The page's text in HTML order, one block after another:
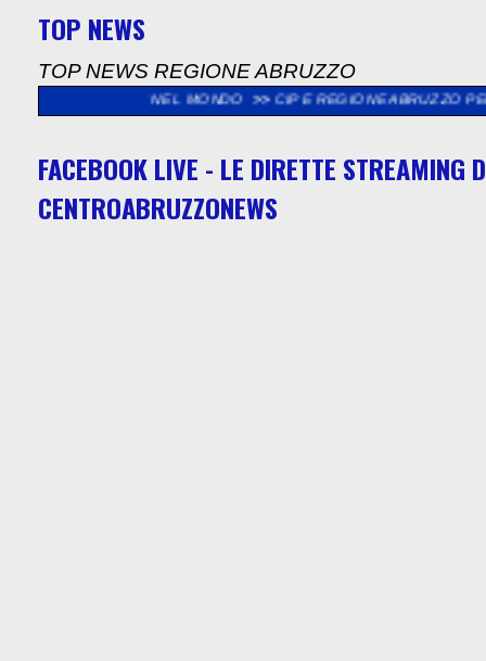
TOP NEWS
TOP NEWS REGIONE ABRUZZO
CIP E REGIONE ABRUZZO PER
FACEBOOK LIVE - LE DIRETTE STREAMING
CENTROABRUZZONEWS